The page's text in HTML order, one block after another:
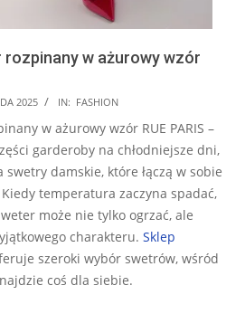
w ażurowy wzór
2025 IN: FASHION
w ażurowy wzór RUE PARIS –
garderoby na chłodniejsze dni,
damskie, które łączą w sobie
temperatura zaczyna spadać,
może nie tylko ogrzać, ale
charakteru. Sklep
szeroki wybór swetrów, wśród
coś dla siebie.